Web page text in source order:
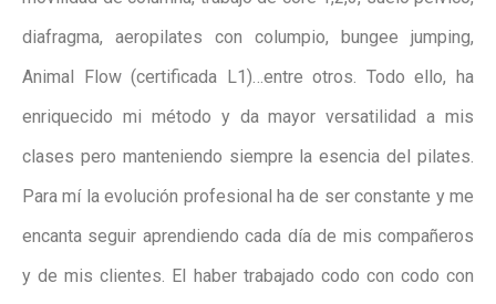
diafragma, aeropilates con columpio, bungee jumping,
Animal Flow (certificada L1)…entre otros. Todo ello, ha
enriquecido mi método y da mayor versatilidad a mis
clases pero manteniendo siempre la esencia del pilates.
Para mí la evolución profesional ha de ser constante y me
encanta seguir aprendiendo cada día de mis compañeros
y de mis clientes. El haber trabajado codo con codo con